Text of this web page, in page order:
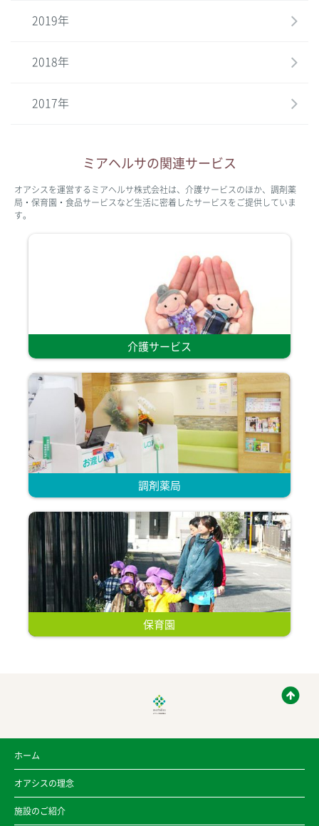
2019年
2018年
2017年
ミアヘルサの関連サービス
オアシスを運営するミアヘルサ株式会社は、介護サービスのほか、調剤薬
局・保育園・食品サービスなど生活に密着したサービスをご提供していま
す。
介護サービス
調剤薬局
保育園
ホーム
オアシスの理念
施設のご紹介